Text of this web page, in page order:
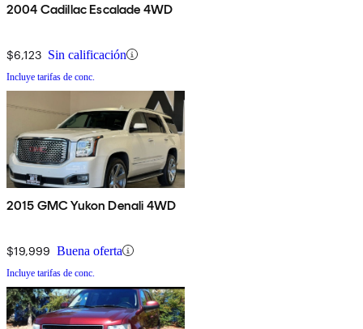
2004 Cadillac Escalade 4WD
$6,123 Sin calificación
Incluye tarifas de conc.
2015 GMC Yukon Denali 4WD
$19,999 Buena oferta
Incluye tarifas de conc.